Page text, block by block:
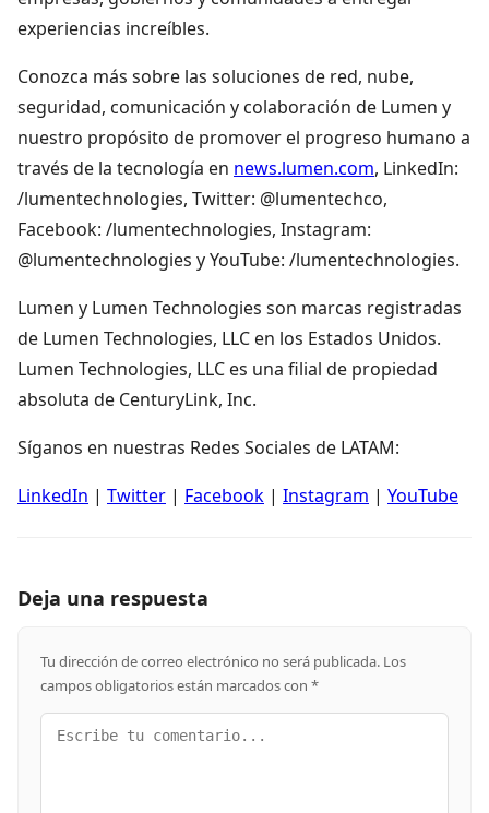
experiencias increíbles.
Conozca más sobre las soluciones de red, nube,
seguridad, comunicación y colaboración de Lumen y
nuestro propósito de promover el progreso humano a
través de la tecnología en news.lumen.com, LinkedIn:
/lumentechnologies, Twitter: @lumentechco,
Facebook: /lumentechnologies, Instagram:
@lumentechnologies y YouTube: /lumentechnologies.
Lumen y Lumen Technologies son marcas registradas
de Lumen Technologies, LLC en los Estados Unidos.
Lumen Technologies, LLC es una filial de propiedad
absoluta de CenturyLink, Inc.
Síganos en nuestras Redes Sociales de LATAM:
LinkedIn | Twitter | Facebook | Instagram | YouTube
Deja una respuesta
Tu dirección de correo electrónico no será publicada. Los
campos obligatorios están marcados con *